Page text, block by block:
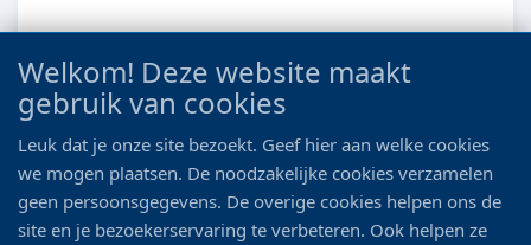
Details
Welkom! Deze website maakt
gebruik van cookies
Leuk dat je onze site bezoekt. Geef hier aan welke cookies
we mogen plaatsen. De noodzakelijke cookies verzamelen
geen persoonsgegevens. De overige cookies helpen ons de
site en je bezoekerservaring te verbeteren. Ook helpen ze